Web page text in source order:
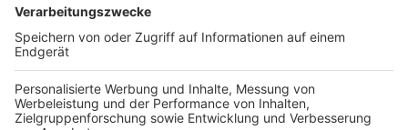
TOP-VEREINE